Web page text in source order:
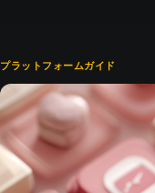
プラットフォームガイド